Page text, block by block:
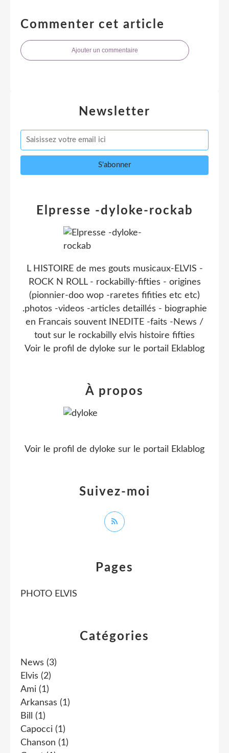
Commenter cet article
Ajouter un commentaire
Newsletter
Catégories
News (3)
Elvis (2)
Ami (1)
Arkansas (1)
Bill
(1)
Capocci (1)
Chanson (1)
Pages
PHOTO ELVIS
Elpresse -dyloke-rockab
L HISTOIRE de mes gouts musicaux-ELVIS -
ROCK N ROLL - rockabilly-fifties - origines
(pionnier-doo wop -raretes fifities etc etc)
.photos -videos -articles detaillés - biographie
en Francais souvent INEDITE -faits -News /
tout sur le rockabilly elvis histoire fifties
Voir le profil de dyloke sur le portail Eklablog
Suivez-moi
À propos
Voir le profil de dyloke sur le portail Eklablog